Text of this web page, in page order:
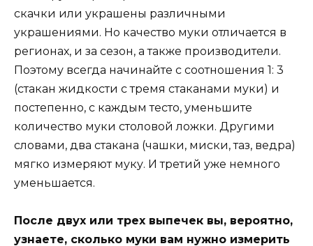
скачки или украшены различными
украшениями. Но качество муки отличается в
регионах, и за сезон, а также производители.
Поэтому всегда начинайте с соотношения 1: 3
(стакан жидкости с тремя стаканами муки) и
постепенно, с каждым тесто, уменьшите
количество муки столовой ложки. Другими
словами, два стакана (чашки, миски, таз, ведра)
мягко измеряют муку. И третий уже немного
уменьшается.
После двух или трех выпечек вы, вероятно,
узнаете, сколько муки вам нужно измерить